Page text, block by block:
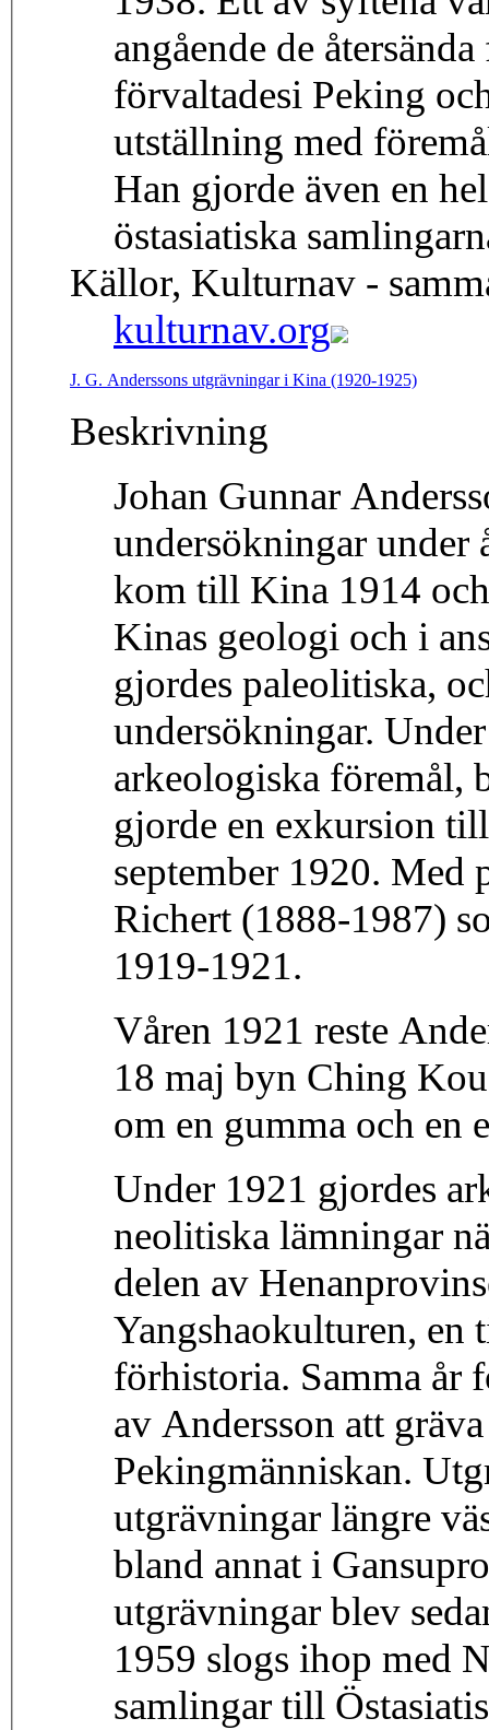
angående de
förvaltadesi Peking
utställning med
Han gjorde även en
östasiatiska
Källor, Kulturnav -
kulturnav.org
J. G. Anderssons utgrävningar i Kina (1920-1925)
Beskrivning
Johan Gunnar
undersökningar under
kom till Kina 1914
Kinas geologi och i
gjordes paleolitiska,
undersökningar.
arkeologiska föremål,
gjorde en exkursion
september 1920. Med
Richert (1888-1987)
1919-1921.
Våren 1921 reste
18 maj byn Ching
om en gumma och en
Under 1921 gjordes
neolitiska lämningar
delen av
Yangshaokulturen, en
förhistoria. Samma år
av Andersson att
Pekingmänniskan.
utgrävningar längre
bland annat i
utgrävningar blev
1959 slogs ihop med
samlingar till